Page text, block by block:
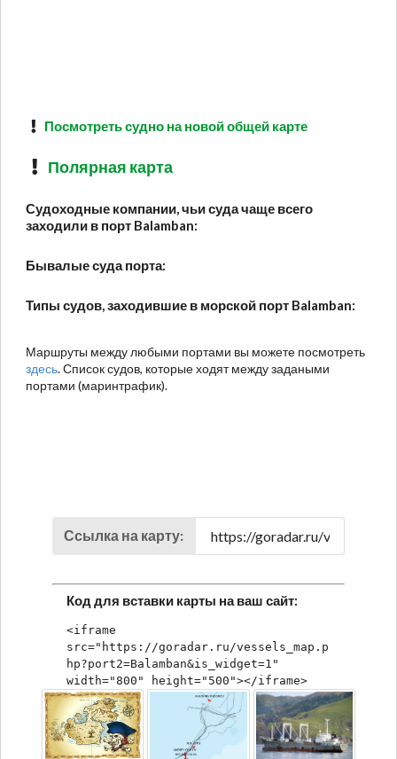
Посмотреть судно на новой общей карте
Полярная карта
Судоходные компании, чьи суда чаще всего
заходили в порт Balamban:
Бывалые суда порта:
Типы судов, заходившие в морской порт Balamban:
Маршруты между любыми портами вы можете посмотреть
здесь. Список судов, которые ходят между задаными
портами (маринтрафик).
Ссылка на карту:
Код для вставки карты на ваш сайт:
<iframe
src="https://goradar.ru/vessels_map.p
hp?port2=Balamban&is_widget=1"
width="800" height="500"></iframe>